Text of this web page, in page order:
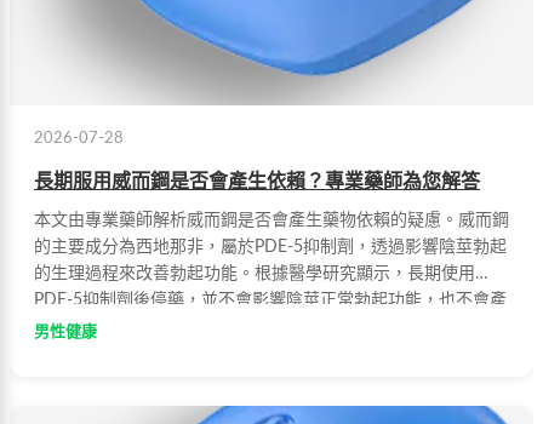
2026-07-28
長期服用威而鋼是否會產生依賴？專業藥師為您解答
本文由專業藥師解析威而鋼是否會產生藥物依賴的疑慮。威而鋼
的主要成分為西地那非，屬於PDE-5抑制劑，透過影響陰莖勃起
的生理過程來改善勃起功能。根據醫學研究顯示，長期使用
PDE-5抑制劑後停藥，並不會影響陰莖正常勃起功能，也不會產
生藥物依賴現象。患者可根據自身需求隨時開始或停止服用，無
男性健康